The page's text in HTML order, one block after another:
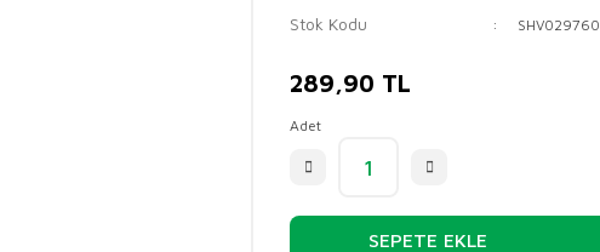
Stok Kodu SHV029760
289,90 TL
Adet
SEPETE EKLE